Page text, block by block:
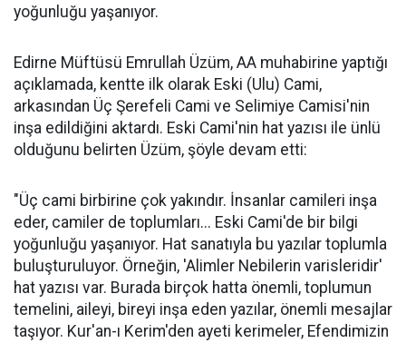
yoğunluğu yaşanıyor.
Edirne Müftüsü Emrullah Üzüm, AA muhabirine yaptığı
açıklamada, kentte ilk olarak Eski (Ulu) Cami,
arkasından Üç Şerefeli Cami ve Selimiye Camisi'nin
inşa edildiğini aktardı. Eski Cami'nin hat yazısı ile ünlü
olduğunu belirten Üzüm, şöyle devam etti:
"Üç cami birbirine çok yakındır. İnsanlar camileri inşa
eder, camiler de toplumları... Eski Cami'de bir bilgi
yoğunluğu yaşanıyor. Hat sanatıyla bu yazılar toplumla
buluşturuluyor. Örneğin, 'Alimler Nebilerin varisleridir'
hat yazısı var. Burada birçok hatta önemli, toplumun
temelini, aileyi, bireyi inşa eden yazılar, önemli mesajlar
taşıyor. Kur'an-ı Kerim'den ayeti kerimeler, Efendimizin